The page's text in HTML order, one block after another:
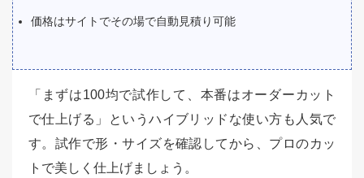
価格はサイトでその場で自動見積り可能
「まずは100均で試作して、本番はオーダーカット
で仕上げる」というハイブリッドな使い方も人気で
す。試作で形・サイズを確認してから、プロのカッ
トで美しく仕上げましょう。